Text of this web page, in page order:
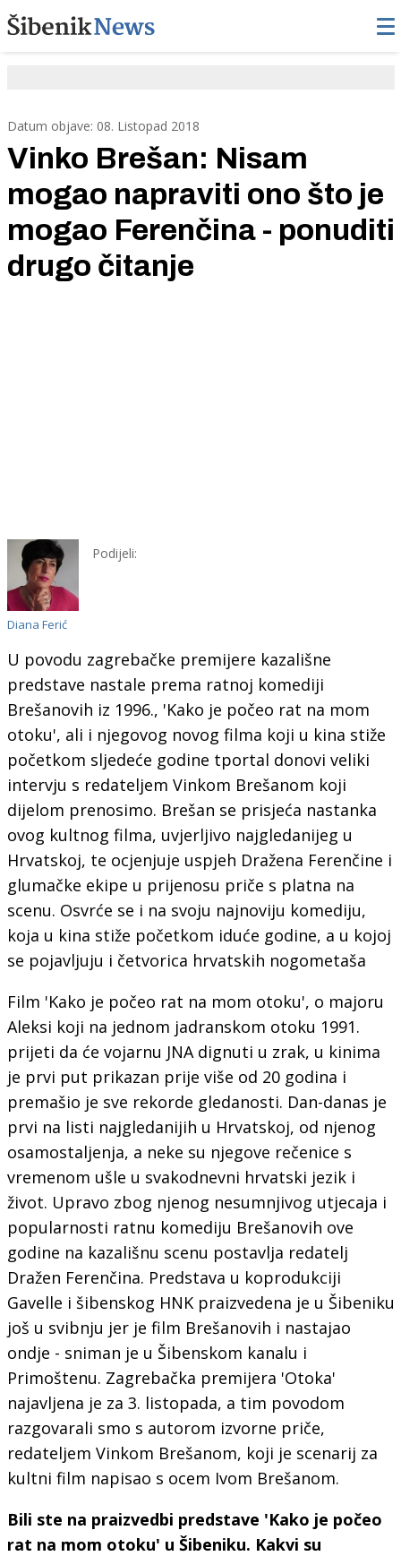
Datum objave: 08. Listopad 2018
Vinko Brešan: Nisam
mogao napraviti ono što je
mogao Ferenčina - ponuditi
drugo čitanje
Diana Ferić
Podijeli:
U povodu zagrebačke premijere kazališne
predstave nastale prema ratnoj komediji
Brešanovih iz 1996., 'Kako je počeo rat na mom
otoku', ali i njegovog novog filma koji u kina stiže
početkom sljedeće godine tportal donovi veliki
intervju s redateljem Vinkom Brešanom koji
dijelom prenosimo. Brešan se prisjeća nastanka
ovog kultnog filma, uvjerljivo najgledanijeg u
Hrvatskoj, te ocjenjuje uspjeh Dražena Ferenčine i
glumačke ekipe u prijenosu priče s platna na
scenu. Osvrće se i na svoju najnoviju komediju,
koja u kina stiže početkom iduće godine, a u kojoj
se pojavljuju i četvorica hrvatskih nogometaša
Film 'Kako je počeo rat na mom otoku', o majoru
Aleksi koji na jednom jadranskom otoku 1991.
prijeti da će vojarnu JNA dignuti u zrak, u kinima
je prvi put prikazan prije više od 20 godina i
premašio je sve rekorde gledanosti. Dan-danas je
prvi na listi najgledanijih u Hrvatskoj, od njenog
osamostaljenja, a neke su njegove rečenice s
vremenom ušle u svakodnevni hrvatski jezik i
život. Upravo zbog njenog nesumnjivog utjecaja i
popularnosti ratnu komediju Brešanovih ove
godine na kazališnu scenu postavlja redatelj
Dražen Ferenčina. Predstava u koprodukciji
Gavelle i šibenskog HNK praizvedena je u Šibeniku
još u svibnju jer je film Brešanovih i nastajao
ondje - sniman je u Šibenskom kanalu i
Primoštenu. Zagrebačka premijera 'Otoka'
najavljena je za 3. listopada, a tim povodom
razgovarali smo s autorom izvorne priče,
redateljem Vinkom Brešanom, koji je scenarij za
kultni film napisao s ocem Ivom Brešanom.
Bili ste na praizvedbi predstave 'Kako je počeo
rat na mom otoku' u Šibeniku. Kakvi su